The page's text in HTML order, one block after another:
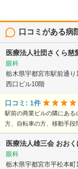
口コミがある病
医療法人社団さくら慈
眼科
栃木県宇都宮市駅前通り
西口ビル10階
口コミ: 1件
駅前の商業ビルの隣にあ
方、自転車の方、移動手段
医療法人雄三会 おお
眼科
栃木県宇都宮市平松本町